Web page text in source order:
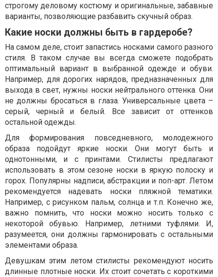
строгому деловому костюму и оригинальные, забавные
варианты, позволяющие разбавить скучный образ.
Какие носки должны быть в гардеробе?
На самом деле, стоит запастись носками самого разного
стиля. В таком случае вы всегда сможете подобрать
оптимальный вариант в выбранной одежде и обуви.
Например, для дорогих нарядов, предназначенных для
выхода в свет, нужны носки нейтрального оттенка. Они
не должны бросаться в глаза. Универсальные цвета –
серый, черный и белый. Все зависит от оттенков
остальной одежды.
Для формирования повседневного, молодежного
образа подойдут яркие носки. Они могут быть и
однотонными, и с принтами. Стилисты предлагают
использовать в этом сезоне носки в яркую полоску и
горох. Популярны надписи, абстракции и поп-арт. Летом
рекомендуется надевать носки пляжной тематики.
Например, с рисунком пальм, солнца и т.п. Конечно же,
важно помнить, что носки можно носить только с
некоторой обувью. Например, летними туфлями. И,
разумеется, они должны гармонировать с остальными
элементами образа.
Девушкам этим летом стилисты рекомендуют носить
длинные плотные носки. Их стоит сочетать с короткими